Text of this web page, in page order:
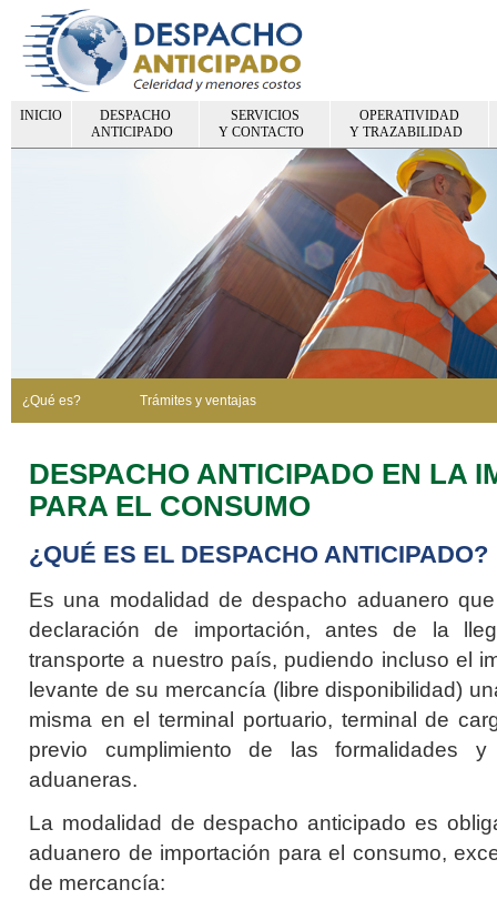
INICIO
DESPACHO
ANTICIPADO
SERVICIOS
Y CONTACTO
OPERATIVIDAD
Y TRAZABILIDAD
¿Qué es? Trámites y ventajas
DESPACHO ANTICIPADO EN LA
PARA EL CONSUMO
¿QUÉ ES EL DESPACHO ANTICIPADO?
Es una modalidad de despacho aduanero
declaración de importación, antes de la
transporte a nuestro país, pudiendo incluso el
levante de su mercancía (libre disponibilidad)
misma en el terminal portuario, terminal de
previo cumplimiento de las formalidades y
aduaneras.
La modalidad de despacho anticipado es
aduanero de importación para el consumo,
de mercancía: